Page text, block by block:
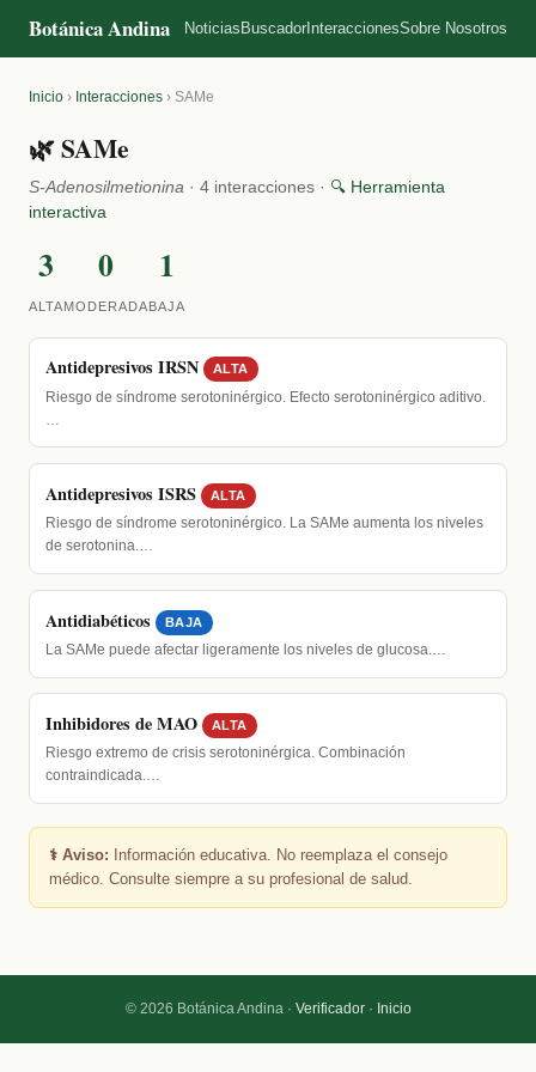
Botánica Andina Noticias Buscador InteraccionesSobre Nosotros
Inicio › Interacciones › SAMe
🌿 SAMe
S-Adenosilmetionina · 4 interacciones · 🔍 Herramienta
interactiva
3
ALTA
0
MODERADA
1
BAJA
Antidepresivos IRSN ALTA
Riesgo de síndrome serotoninérgico. Efecto serotoninérgico aditivo.
Antidepresivos ISRS ALTA
Riesgo de síndrome serotoninérgico. La SAMe aumenta los niveles
de serotonina.…
Antidiabéticos BAJA
La SAMe puede afectar ligeramente los niveles de glucosa.…
Inhibidores de MAO ALTA
Riesgo extremo de crisis serotoninérgica. Combinación
contraindicada.…
⚕️ Aviso: Información educativa. No reemplaza el consejo
médico. Consulte siempre a su profesional de salud.
© 2026 Botánica Andina · Verificador· Inicio